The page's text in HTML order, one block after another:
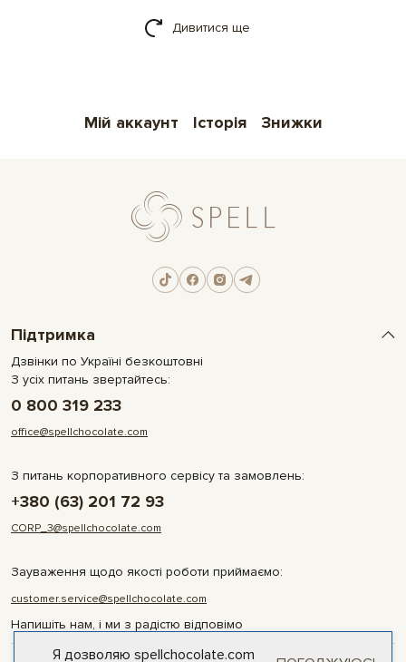
Дивитися ще
Мій аккаунт Історія Знижки
Підтримка
Дзвінки по Україні безкоштовні
З усіх питань звертайтесь:
0 800 319 233
office@spellchocolate.com
З питань корпоративного сервісу та замовлень:
+380 (63) 201 72 93
CORP_3@spellchocolate.com
Зауваження щодо якості роботи приймаємо:
customer.service@spellchocolate.com
Напишіть нам, і ми з радістю відповімо
Я дозволяю spellchocolate.com